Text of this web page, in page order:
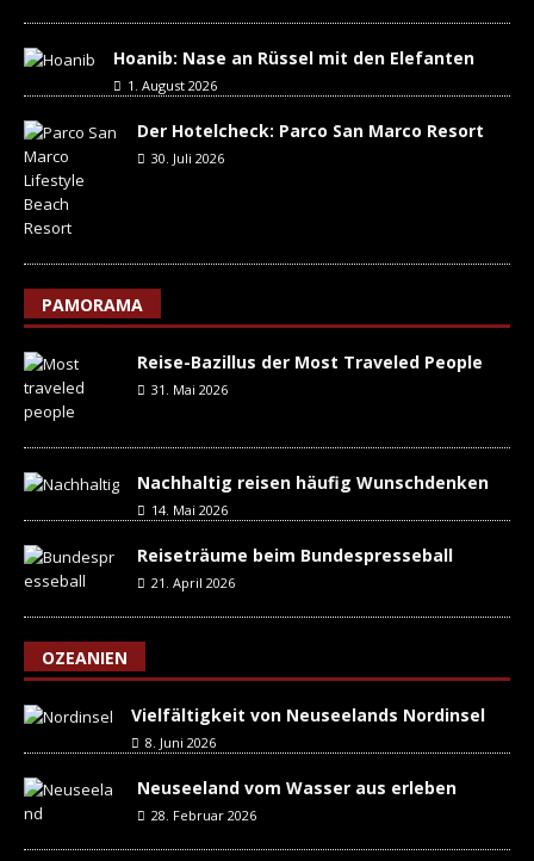
Hoanib: Nase an Rüssel mit den Elefanten
1. August 2026
Der Hotelcheck: Parco San Marco Resort
30. Juli 2026
PAMORAMA
Reise-Bazillus der Most Traveled People
31. Mai 2026
Nachhaltig reisen häufig Wunschdenken
14. Mai 2026
Reiseträume beim Bundespresseball
21. April 2026
OZEANIEN
Vielfältigkeit von Neuseelands Nordinsel
8. Juni 2026
Neuseeland vom Wasser aus erleben
28. Februar 2026